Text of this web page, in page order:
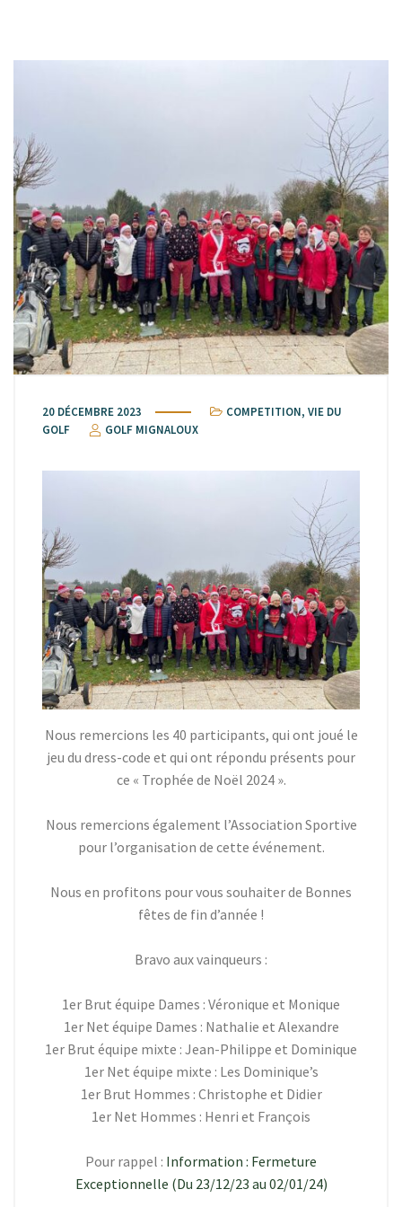
20 DÉCEMBRE 2023 COMPETITION,VIE DU
GOLF
GOLF MIGNALOUX
Nous remercions les 40 participants, qui ont joué le
jeu du dress-code et qui ont répondu présents pour
ce « Trophée de Noël 2024 ».
Nous remercions également l’Association Sportive
pour l’organisation de cette événement.
Nous en profitons pour vous souhaiter de Bonnes
fêtes de fin d’année !
Bravo aux vainqueurs :
1er Brut équipe Dames : Véronique et Monique
1er Net équipe Dames : Nathalie et Alexandre
1er Brut équipe mixte : Jean-Philippe et Dominique
1er Net équipe mixte : Les Dominique’s
1er Brut Hommes : Christophe et Didier
1er Net Hommes : Henri et François
Pour rappel : Information : Fermeture
Exceptionnelle (Du 23/12/23 au 02/01/24)